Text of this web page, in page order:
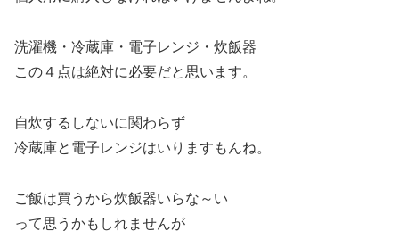
洗濯機・冷蔵庫・電子レンジ・炊飯器
この４点は絶対に必要だと思います。
自炊するしないに関わらず
冷蔵庫と電子レンジはいりますもんね。
ご飯は買うから炊飯器いらな～い
って思うかもしれませんが